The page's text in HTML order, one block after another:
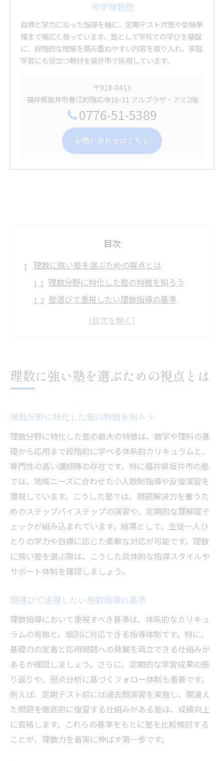
考学理数塾
目標と学力に沿った指導を軸に、定期テスト対策や受験準
備まで幅広く扱っています。塾として学校での学びを基盤
に、段階的な理解を積み重ねやすい内容を取り入れ、家庭
学習にも役立つ教材を坂井市で採用しています。
〒919-0413
福井県坂井市春江町随応寺16-11 アルプラザ・アミ2階
0776-51-5389
お問い合わせはこちら
目次
理数に強い塾を選ぶための視点とは
理数分野に特化した塾の特徴を知ろう
塾選びで重視したい理数指導の基準
理数力を高める塾の選び方のポイント
福井県坂井市の理数塾事情を徹底解説
地域密着型塾の理数指導の魅力とは
坂井市で注目される理数塾の特徴解説
福井県坂井市の塾が持つ理数教育の強み
地域の塾環境が理数学習に与える影響
塾選びに役立つ福井県坂井市の最新情報
苦手克服を目指す理数系塾の活用法
塾のサポートで理数の苦手を克服する方法
理数系塾のフォロー体制の活用ポイント
塾での個別サポートが苦手克服に効果的
理数苦手意識を変える塾の活用事例
理数が苦手な生徒向け塾の工夫を紹介
個別指導で伸ばす理数の可能性を探る
塾の個別指導が理数力強化に最適な理由
個別指導塾の理数指導で得られる成長
理数分野で個別指導が効果を発揮する場面
塾の個別サポートで理数に自信をつける
個別指導塾の理数学習カリキュラムを解説
理数が苦手でも個別指導塾なら安心できる
理数成績アップに必要な学習戦略とは
理数に強い塾を選ぶための視点とは
理数分野に特化した塾の特徴を知ろう
理数分野に特化した塾の最大の特徴は、数学や理科の基
礎から応用まで段階的に学べる体系的カリキュラムと、
専門性の高い講師陣の存在です。特に福井県坂井市の塾
では、地域ニーズに合わせた小人数制指導や反復演習を
重視しています。こうした塾では、問題解決力を養うた
めのステップバイステップの演習や、定期的な理解度チ
ェックが組み込まれています。結果として、生徒一人ひ
とりの学力や目標に応じた柔軟な対応が可能です。理数
に強い塾を選ぶ際は、こうした具体的な指導スタイルや
サポート体制を確認しましょう。
塾選びで重視したい理数指導の基準
理数指導において重視すべき基準は、体系的なカリキュ
ラムの有無と、個別に対応できる指導体制です。特に、
基礎力の定着と応用問題への発展を両立できる仕組みが
あるか確認しましょう。さらに、定期的な学習成果の振
り返りや、弱点分析に基づくフォロー体制も重要です。
例えば、定期テスト前には過去問演習を実施し、間違え
た問題を徹底的に復習する仕組みがある塾は、成績向上
に直結します。これらの基準をもとに塾を比較検討する
ことが、理数力を着実に伸ばす第一歩です。